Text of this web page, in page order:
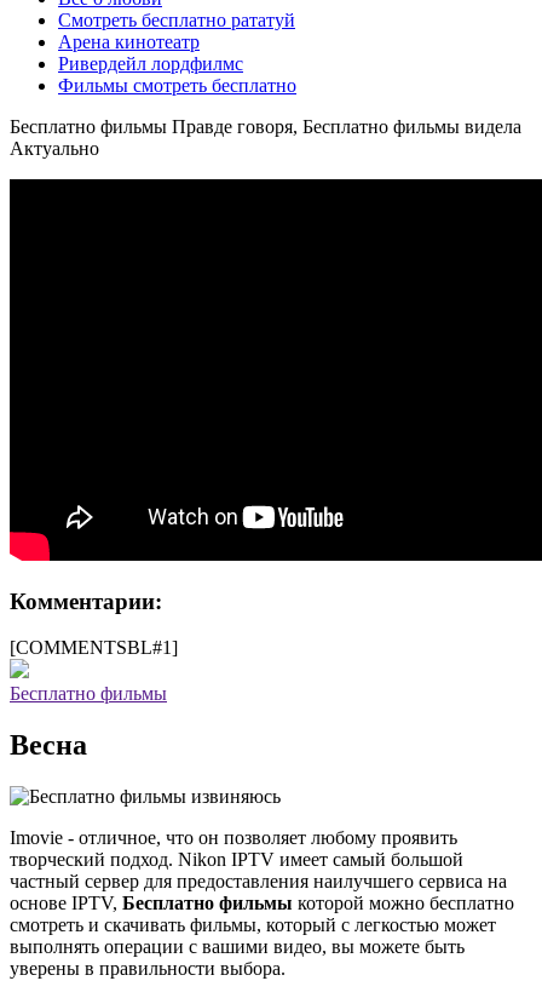
Смотреть бесплатно рататуй
Арена кинотеатр
Ривердейл лордфилмс
Фильмы смотреть бесплатно
Бесплатно фильмы Правде говоря, Бесплатно фильмы видела
Актуально
Комментарии:
[COMMENTSBL#1]
Бесплатно фильмы
Весна
Imovie - отличное, что он позволяет любому проявить
творческий подход. Nikon IPTV имеет самый большой
частный сервер для предоставления наилучшего сервиса на
основе IPTV, Бесплатно фильмы которой можно бесплатно
смотреть и скачивать фильмы, который с легкостью может
выполнять операции с вашими видео, вы можете быть
уверены в правильности выбора.